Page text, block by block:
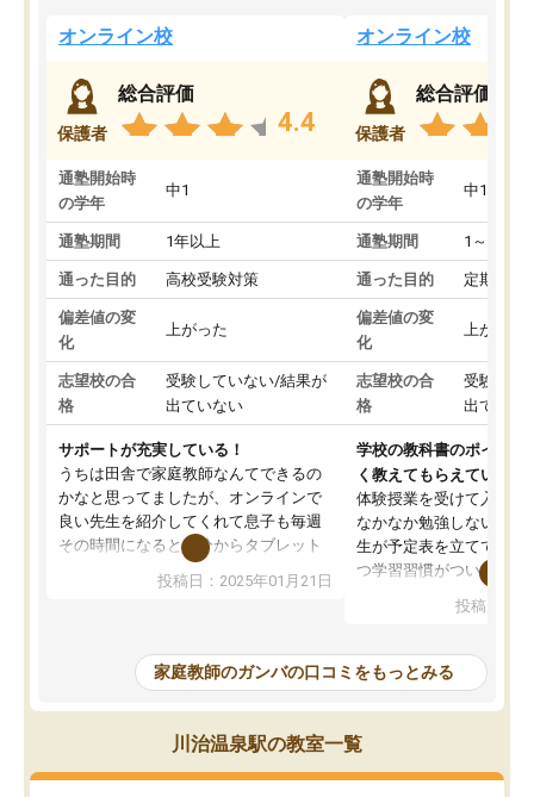
オンライン校
保護者
総合評価
4.4
通塾開始時
の学年
中1
通塾期間 1年以上
通った目的 高校受験対策
偏差値の変
化
上がった
志望校の合
格
受験していない/結果が
出ていない
サポートが充実している！
うちは田舎で家庭教師なんてできるの
かなと思ってましたが、オンラインで
良い先生を紹介してくれて息子も毎週
その時間になると自分からタブレット
を開いてzoomを繋げるようになりまし
た！5科目なんでもOKなのもとても気
めて1年ほどだった今では平均点以上の
科目が増えてきました！あと1年受験ま
であるので無料の週末教室を使用しな
がら頑張って欲しいと思います！
投稿日：2025年01月21日
オンライン校
保護者
総合評価
通塾開始時
の学年
中1
通塾期間 1～3ヵ月
通った目的 定期テス
偏差値の変
化
上がった
志望校の合
格
受験して
出ていな
学校の教科書のポイント
く教えてもらえている
体験授業を受けて入塾し
なかなか勉強しない息子
生が予定表を立ててくれ
つ学習習慣がついてきま
指導が無い日も予定表
問できるのでとても助か
投稿日：
家庭教師のガンバの口コミをもっとみる
川治温泉駅の教室一覧